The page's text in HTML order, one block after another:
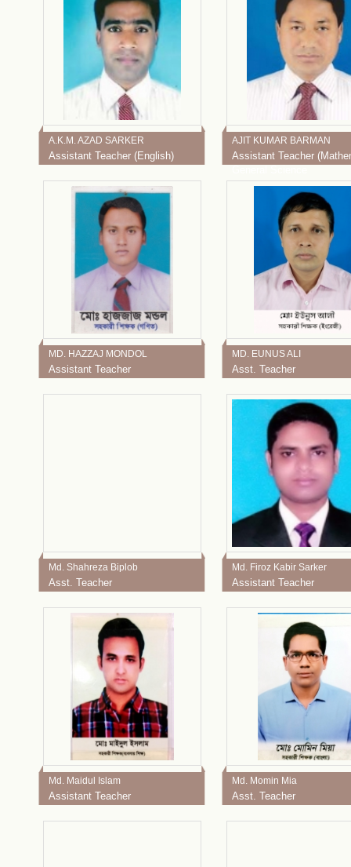
A.K.M. AZAD SARKER
Assistant Teacher (English)
AJIT KUMAR BARMAN
Assistant Teacher
MD. HAZZAJ MONDOL
Assistant Teacher
MD. EUNUS ALI
Asst. Teacher
Md. Shahreza Biplob
Asst. Teacher
Md. Firoz Kabir Sarker
Assistant Teacher
Md. Maidul Islam
Assistant Teacher
Md. Momin Mia
Asst. Teacher